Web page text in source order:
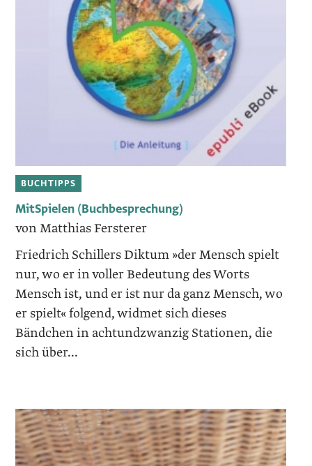
BUCHTIPPS
MitSpielen (Buchbesprechung)
von Matthias Fersterer
Friedrich Schillers Diktum »der Mensch spielt
nur, wo er in voller Bedeutung des Worts
Mensch ist, und er ist nur da ganz Mensch, wo
er spielt« folgend, widmet sich dieses
Bändchen in achtundzwanzig Stationen, die
sich über...